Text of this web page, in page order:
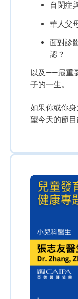
自閉症
華人父
面對診
認？
以及——最重
子的一生。
如果你或你
望今天的節目